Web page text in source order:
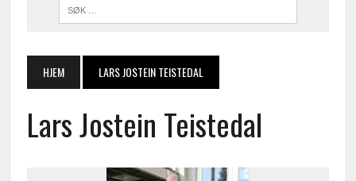
HJEM LARS JOSTEIN TEISTEDAL
Lars Jostein Teistedal